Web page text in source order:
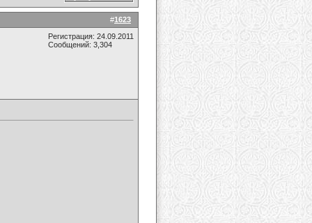
#1623
Регистрация: 24.09.2011
Сообщений: 3,304